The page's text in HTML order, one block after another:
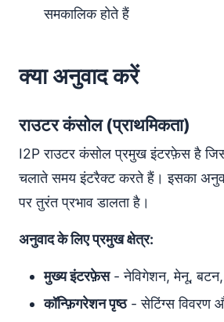
समकालिक होते हैं
क्या अनुवाद करें
राउटर कंसोल (प्राथमिकता)
I2P राउटर कंसोल प्रमुख इंटरफ़ेस है
चलाते समय इंटरैक्ट करते हैं। इसका
पर तुरंत प्रभाव डालता है।
अनुवाद के लिए प्रमुख क्षेत्र:
मुख्य इंटरफ़ेस- नेविगेशन, मेनू, बटन,
कॉन्फ़िगरेशन पृष्ठ- सेटिंग्स विवरण